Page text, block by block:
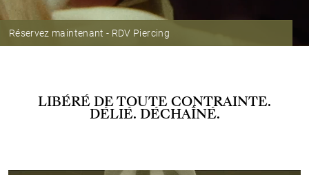
Réservez maintenant - RDV Piercing
LIBÉRÉ DE TOUTE CONTRAINTE.
DÉLIÉ. DÉCHAÎNÉ.